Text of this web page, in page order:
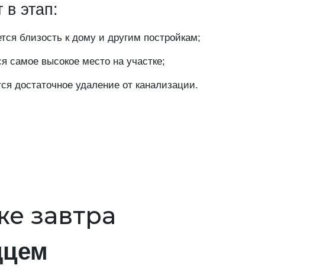
в этап:
близость к дому и другим постройкам;
самое высокое место на участке;
достаточное удаление от канализации.
завтра